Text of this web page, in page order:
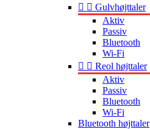
  Gulvhøjttaler
Aktiv
Passiv
Bluetooth
Wi-Fi
  Reol højttaler
Aktiv
Passiv
Bluetooth
Wi-Fi
Bluetooth højttaler